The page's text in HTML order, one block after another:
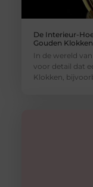
De Interieur-
Gouden Klokken
In de wereld
voor detail dat
Klokken,